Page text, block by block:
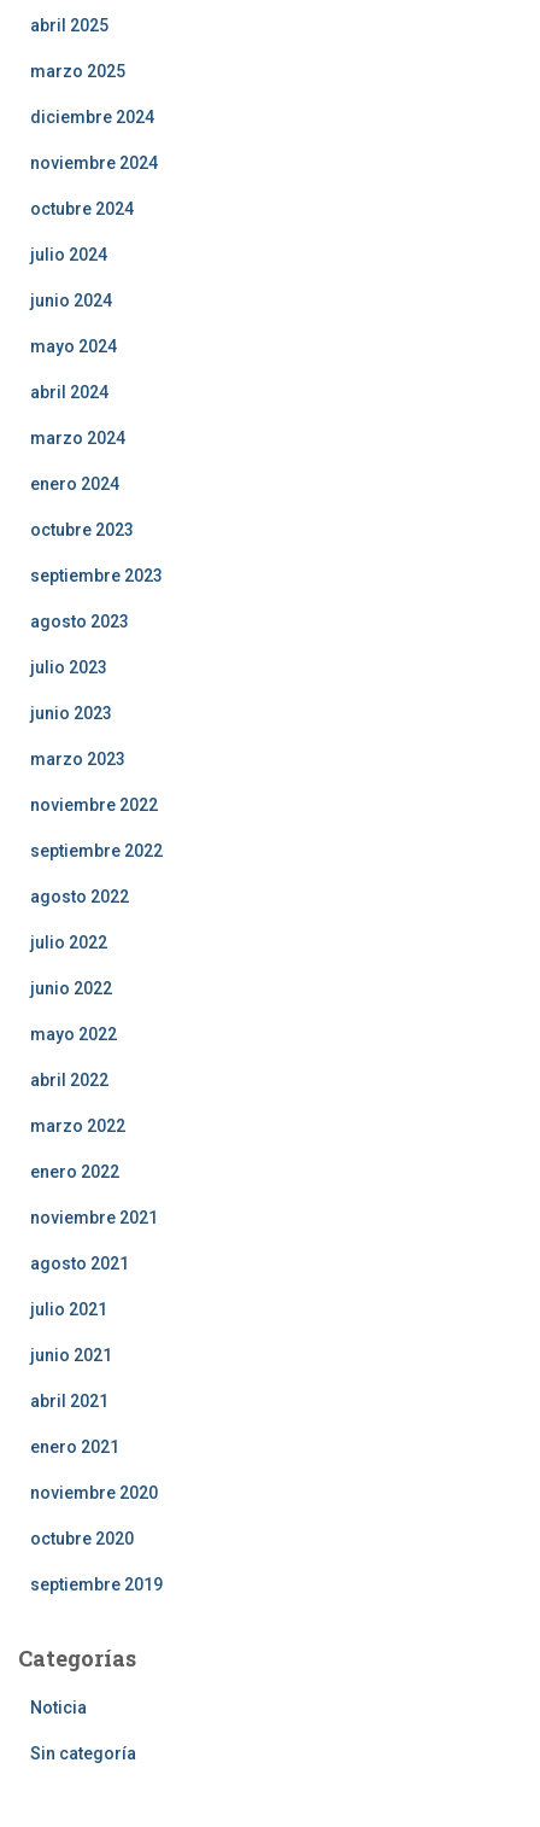
abril 2025
marzo 2025
diciembre 2024
noviembre 2024
octubre 2024
julio 2024
junio 2024
mayo 2024
abril 2024
marzo 2024
enero 2024
octubre 2023
septiembre 2023
agosto 2023
julio 2023
junio 2023
marzo 2023
noviembre 2022
septiembre 2022
agosto 2022
julio 2022
junio 2022
mayo 2022
abril 2022
marzo 2022
enero 2022
noviembre 2021
agosto 2021
julio 2021
junio 2021
abril 2021
enero 2021
noviembre 2020
octubre 2020
septiembre 2019
Categorías
Noticia
Sin categoría